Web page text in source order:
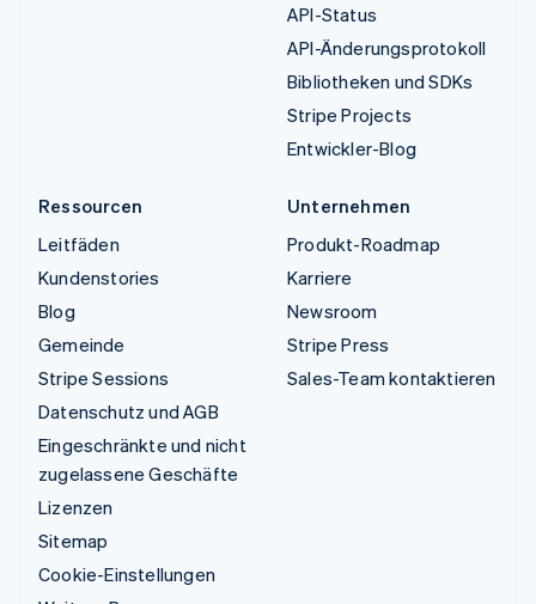
API-Status
API-Änderungsprotokoll
Bibliotheken und SDKs
Stripe Projects
Entwickler-Blog
Ressourcen
Leitfäden
Kundenstories
Blog
Gemeinde
Stripe Sessions
Datenschutz und AGB
Eingeschränkte und nicht
zugelassene Geschäfte
Lizenzen
Sitemap
Cookie-Einstellungen
Unternehmen
Produkt-Roadmap
Karriere
Newsroom
Stripe Press
Sales-Team kontaktieren